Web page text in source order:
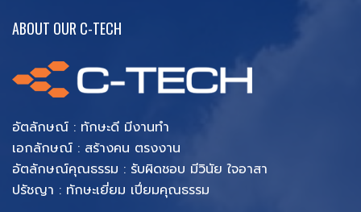
ABOUT OUR C-TECH
อัตลักษณ์ : ทักษะดี มีงานทำ
เอกลักษณ์ : สร้างคน ตรงงาน
อัตลักษณ์คุณธรรม : รับผิดชอบ มีวินัย ใจอาสา
ปรัชญา : ทักษะเยี่ยม เปี่ยมคุณธรรม